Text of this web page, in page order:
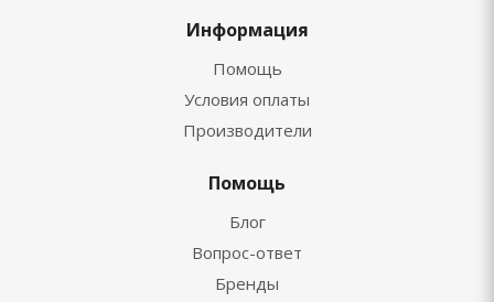
Информация
Помощь
Условия оплаты
Производители
Помощь
Блог
Вопрос-ответ
Бренды